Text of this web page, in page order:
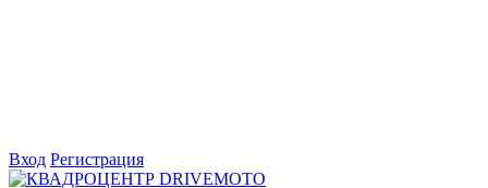
Вход Регистрация